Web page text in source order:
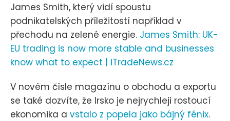
James Smith, který vidí spoustu
podnikatelských příležitostí například v
přechodu na zelené energie. James Smith: UK-
EU trading is now more stable and businesses
know what to expect | iTradeNews.cz
V novém čísle magazínu o obchodu a exportu
se také dozvíte, že Irsko je nejrychleji rostoucí
ekonomika a vstalo z popela jako bájný fénix.